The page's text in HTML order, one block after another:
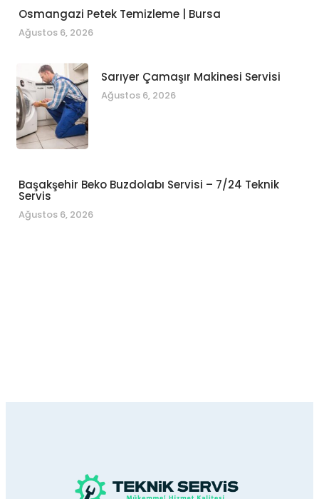
Osmangazi Petek Temizleme | Bursa
Ağustos 6, 2026
Sarıyer Çamaşır Makinesi Servisi
Ağustos 6, 2026
Başakşehir Beko Buzdolabı Servisi – 7/24 Teknik
Servis
Ağustos 6, 2026